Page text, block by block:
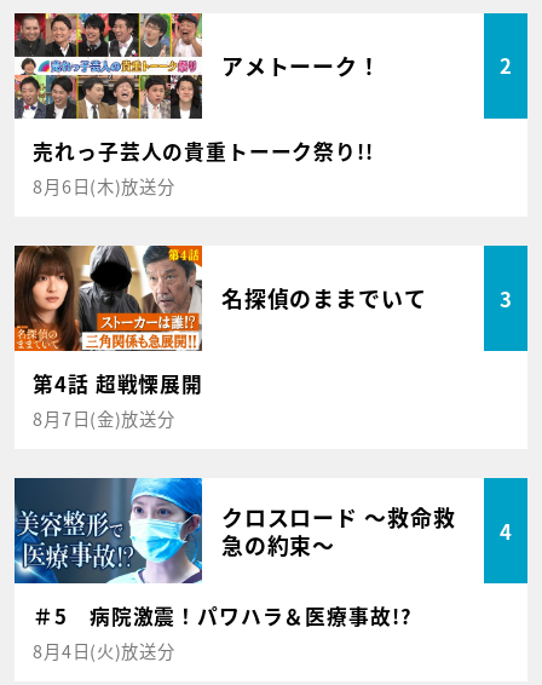
アメトーーク！ 2
売れっ子芸人の貴重トーーク祭り!!
8月6日(木)放送分
名探偵のままでいて 3
第4話 超戦慄展開
8月7日(金)放送分
クロスロード ～救命救
急の約束～
4
＃5 病院激震！パワハラ＆医療事故!?
8月4日(火)放送分